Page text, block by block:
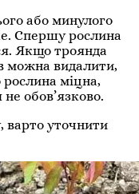
або минулого
Спершу рослина
Якщо троянда
можна видалити,
міцна,
не обов’язково.
уточнити